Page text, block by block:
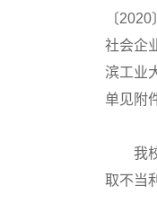
〔
社会企
滨工业
单见附
我校
取不当